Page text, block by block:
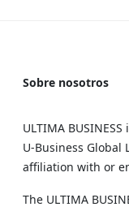
Sobre nosotros
ULTIMA
U‑Business
affiliation with or
The ULTIMA